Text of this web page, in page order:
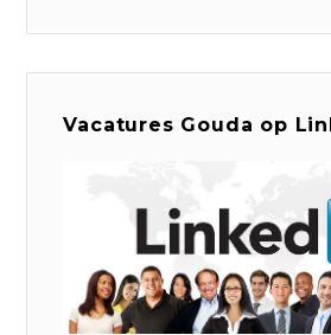
Vacatures Gouda op